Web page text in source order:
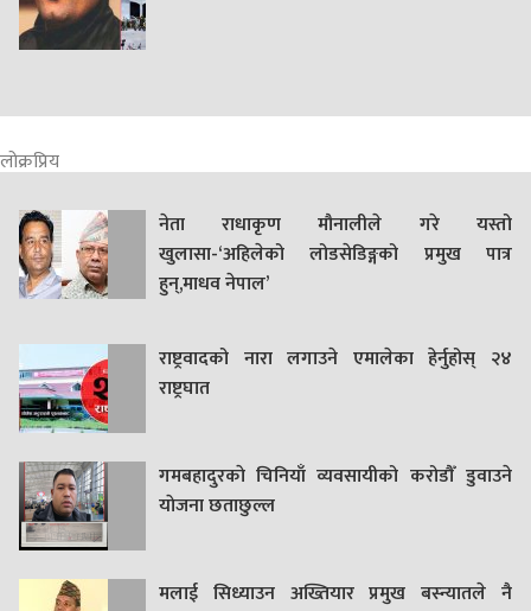
लोक्रप्रिय
नेता राधाकृण मौनालीले गरे यस्तो
खुलासा-‘अहिलेको लोडसेडिङ्गको प्रमुख पात्र
हुन्,माधव नेपाल’
राष्ट्रवादको नारा लगाउने एमालेका हेर्नुहोस् २४
राष्ट्रघात
गमबहादुरकाे चिनियाँ व्यवसायीको करोडौँ डुवाउने
याेजना छताछुल्ल
मलाई सिध्याउन अख्तियार प्रमुख बस्न्यातले नै